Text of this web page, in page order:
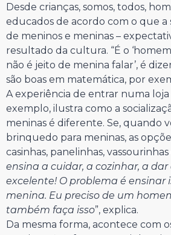
Desde crianças, somos, todos,
educados de acordo com o que a
de meninos e meninas –
resultado da cultura. “É o ‘homem
não é jeito de menina falar’, é
são boas em matemática, por
A experiência de entrar numa
exemplo, ilustra como a
meninas é diferente. Se, quando
brinquedo para meninas, as
casinhas, panelinhas, vassourinhas
ensina a cuidar, a cozinhar, a dar
excelente! O problema é ensinar
menina. Eu preciso de um
também faça isso”, explica.
Da mesma forma, acontece com